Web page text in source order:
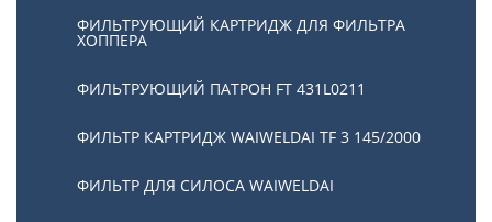
ФИЛЬТРУЮЩИЙ КАРТРИДЖ ДЛЯ ФИЛЬТРА
ХОППЕРА
ФИЛЬТРУЮЩИЙ ПАТРОН FT 431L0211
ФИЛЬТР КАРТРИДЖ WAIWELDAI TF 3 145/2000
ФИЛЬТР ДЛЯ СИЛОСА WAIWELDAI